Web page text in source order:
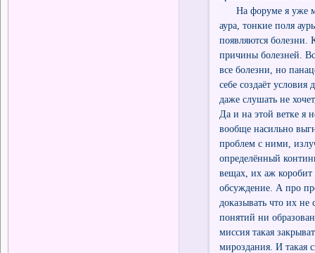
На форуме я уже
аура, тонкие поля
появляются болезни.
причины болезней.
все болезни, но
себе создаёт
даже слушать не
Да и на этой ветке я
вообще насильно
проблем с ними,
определённый
вещах, их аж коробит
обсуждение. А про
доказывать что их
понятий ни
миссия такая
мироздания. И такая